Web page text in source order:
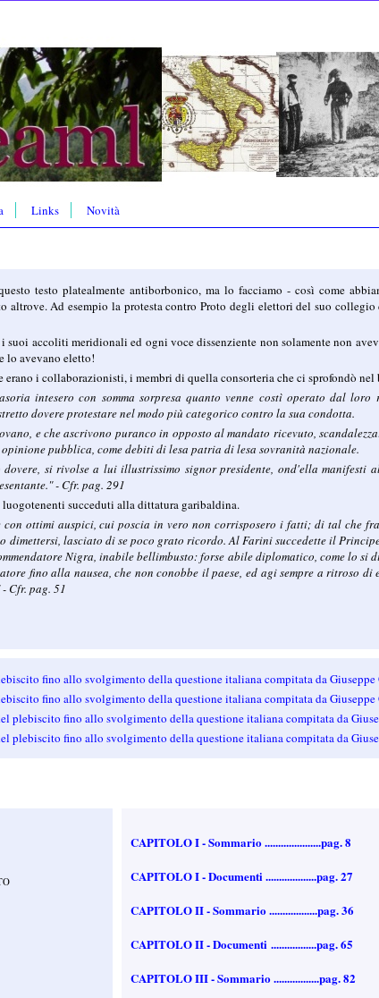
Links Novità
testo platealmente antiborbonico, ma lo facciamo - così come
altrove. Ad esempio la protesta contro Proto degli elettori del suo
suoi accoliti meridionali ed ogni voce dissenziente non solamente non
lo avevano eletto!
i collaborazionisti, i membri di quella consorteria che ci sprofondò nel
intesero con somma sorpresa quanto venne costì operato dal loro
dovere protestare nel modo più categorico contro la sua condotta.
e che ascrivono puranco in opposto al mandato ricevuto,
pubblica, come debiti di lesa patria di lesa sovranità nazionale.
si rivolse a lui illustrissimo signor presidente, ond'ella manifesti
- Cfr. pag. 291
succeduti alla dittatura garibaldina.
con ottimi auspici, cui poscia in vero non corrisposero i fatti; di tal che
dimettersi, lasciato di se poco grato ricordo. Al Farini succedette il
Nigra, inabile bellimbusto: forse abile diplomatico, come lo si
fino alla nausea, che non conobbe il paese, ed agi sempre a ritroso di
Cfr. pag. 51
fino allo svolgimento della questione italiana compitata da
fino allo svolgimento della questione italiana compitata da
plebiscito fino allo svolgimento della questione italiana compitata da
plebiscito fino allo svolgimento della questione italiana compitata da
CAPITOLO I - Sommario .....................pag. 8
CAPITOLO I - Documenti ...................pag. 27
CAPITOLO II - Sommario ..................pag. 36
CAPITOLO II - Documenti .................pag. 65
CAPITOLO III - Sommario .................pag. 82